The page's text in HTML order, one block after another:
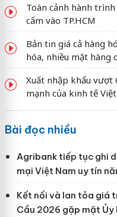
Toàn cảnh hành
cấm vào TP.HCM
Bản tin giá cả hàng
hóa, nhiều mặt hàng
Xuất nhập khẩu vượt
mạnh của kinh tế
Bài đọc nhiều
Agribank tiếp tục ghi
mại Việt Nam uy tín
Kết nối và lan tỏa giá
Cầu 2026 gặp mặt